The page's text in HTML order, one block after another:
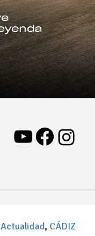
YouTube
Actualidad, CÁDIZ